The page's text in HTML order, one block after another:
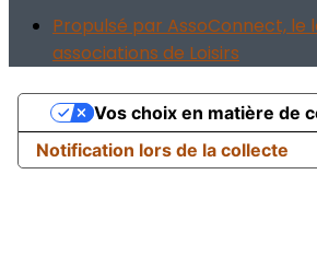
Propulsé par AssoConnect, le
associations de Loisirs
Notification lors de la collecte
Vos choix en matière de